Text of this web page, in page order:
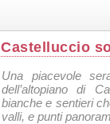
Castelluccio
Una piacevole
dell’altopiano di
bianche e sentieri
valli, e punti